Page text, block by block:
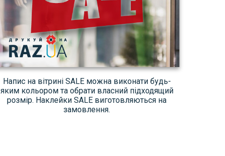
Напис на вітрині SALE можна виконати будь-
яким кольором та обрати власний підходящий
розмір. Наклейки SALE виготовляються на
замовлення.